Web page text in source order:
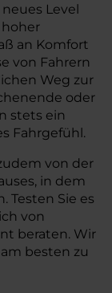
Level
an Komfort
von Fahrern
Weg zur
oder
stets ein
Fahrgefühl.
von der
in dem
Testen Sie es
von
beraten. Wir
besten zu